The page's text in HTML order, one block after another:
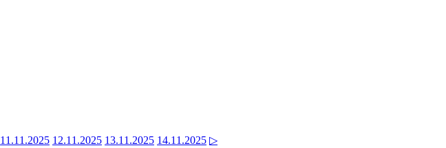
11.11.2025 12.11.2025 13.11.2025 14.11.2025 ▷